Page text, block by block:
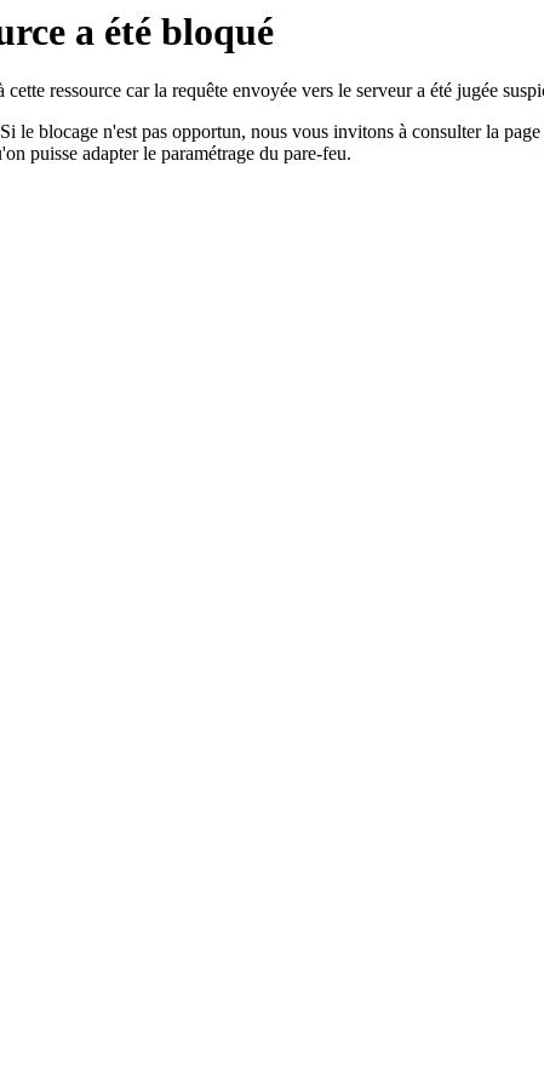
a été bloqué
ressource car la requête envoyée vers le serveur a été jugée
le blocage n'est pas opportun, nous vous invitons à consulter la page
puisse adapter le paramétrage du pare-feu.